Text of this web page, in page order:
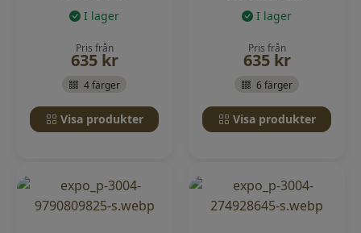
I lager
Pris från
635 kr
4 färger
Visa produkter
I lager
Pris från
635 kr
6 färger
Visa produkter